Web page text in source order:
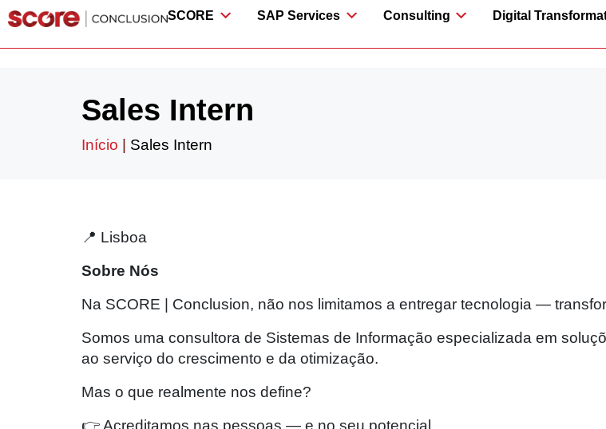
SCORE SAP Services Consulting Digital
Sales Intern
Início Sales Intern
📍 Lisboa
Sobre Nós
Na SCORE | Conclusion, não nos limitamos a entregar tecnologia —
Somos uma consultora de Sistemas de Informação especializada em
ao serviço do crescimento e da otimização.
Mas o que realmente nos define?
👉 Acreditamos nas pessoas — e no seu potencial.